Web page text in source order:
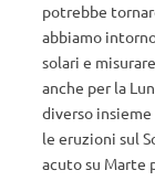
potrebbe
abbiamo
solari e
anche per la
diverso
le eruzioni sul
acuto su Marte